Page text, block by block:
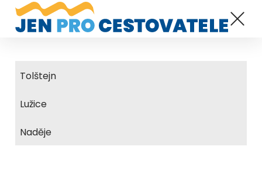
Tolštejn
Lužice
Naděje